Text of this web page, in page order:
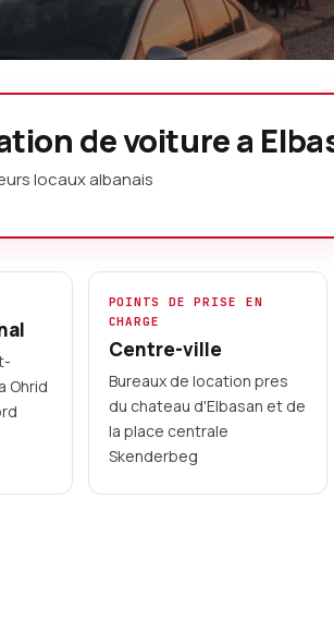
Elbasan
centrale avec une voiture de
reservez en ligne et
Shkumbin et les routes de
ligne
de voiture a
locaux albanais
Ohrid
POINTS DE PRISE EN
CHARGE
Centre-ville
Bureaux de location pres
du chateau d'Elbasan et de
la place centrale
Skenderbeg